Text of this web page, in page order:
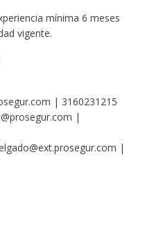
mínima 6 meses
vigente.
| 3160231215
|
|